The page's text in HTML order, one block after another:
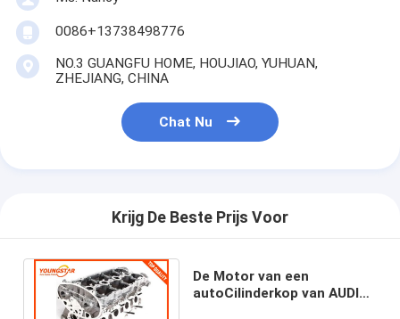
0086+13738498776
NO.3 GUANGFU HOME, HOUJIAO, YUHUAN,
ZHEJIANG, CHINA
Chat Nu
Krijg De Beste Prijs Voor
De Motor van een
autoCilinderkop van AUDI